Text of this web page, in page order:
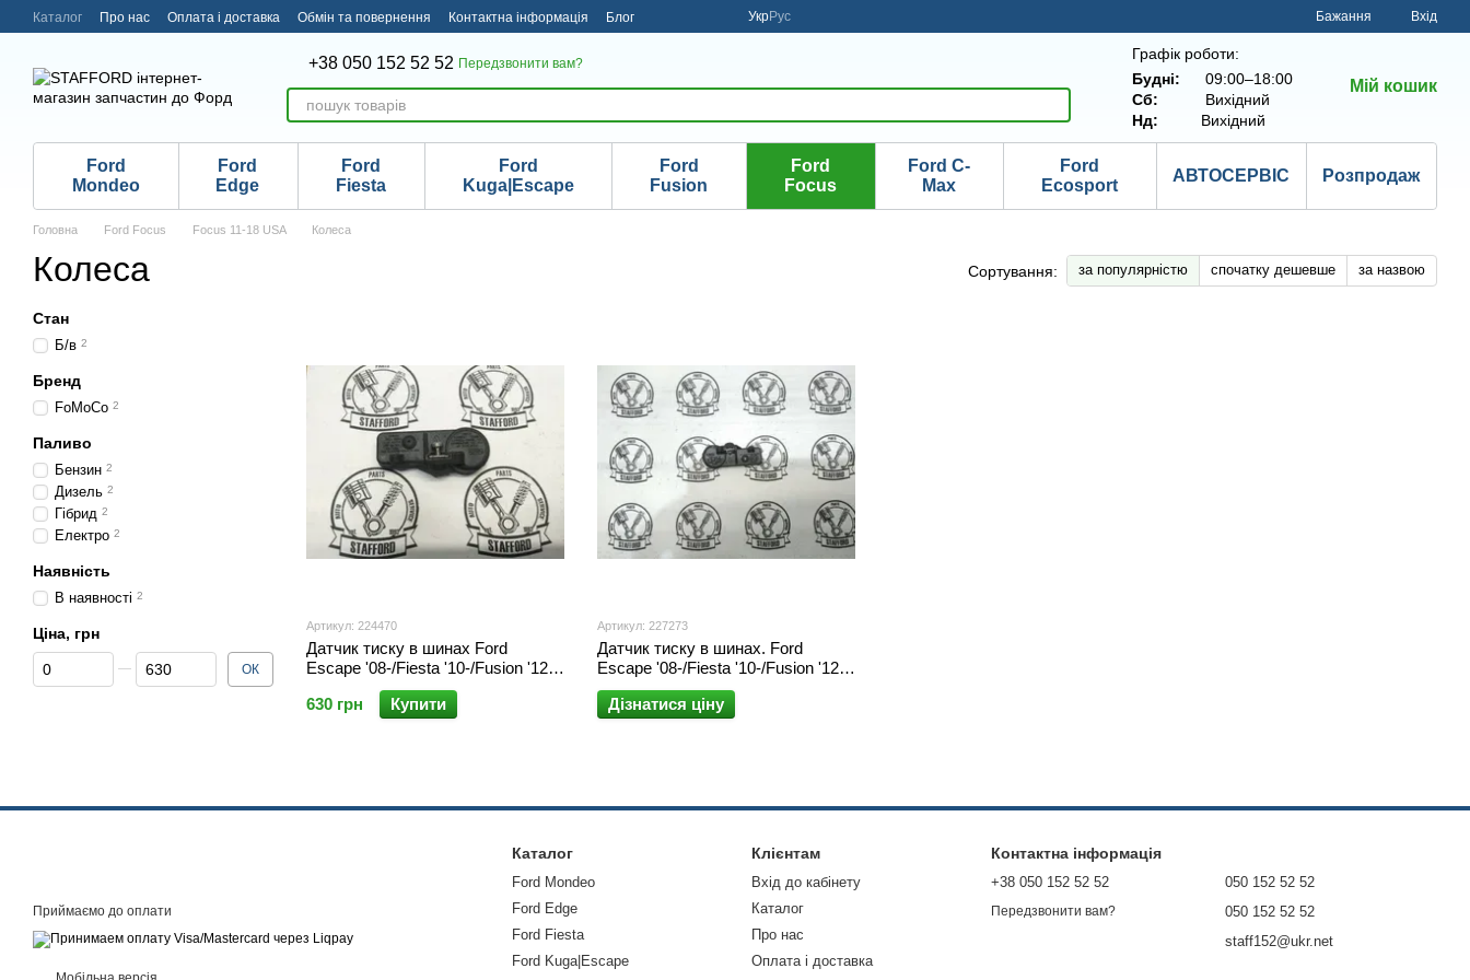
Перейти до основного контенту
Каталог Про нас Оплата і доставка Обмін та повернення Контактна інформація Блог УкрРус Бажання Вхід
+38 050 152 52 52 Передзвонити вам?
Графік роботи:
Будні:
09:00–18:00
Сб:
Вихідний
Нд:
Вихідний
Мій кошик
Ford
Mondeo
Ford
Edge
Ford
Fiesta
Ford
Kuga|Escape
Ford
Fusion
Ford
Focus
Ford C-
Max
Ford
Ecosport
АВТОСЕРВІС Розпродаж
Головна Ford Focus Focus 11-18 USA Колеса
Колеса Сортування: за популярністю спочатку дешевше за назвою
Артикул: 224470
Датчик тиску в шинах Ford
Escape '08-/Fiesta '10-/Fusion '12-
'16/Focus '11-/C-Max '12-
630 грн
Купити
Артикул: 227273
Датчик тиску в шинах. Ford
Escape '08-/Fiesta '10-/Fusion '12-
'16/Focus '11-/C-Max '12-
Дізнатися ціну
Стан
Б/в 2
Бренд
FoMoCo 2
Паливо
Бензин 2
Дизель 2
Гібрид 2
Електро 2
Наявність
В наявності 2
Ціна, грн
Від Ціна, грн
До Ціна, грн ОК
Приймаємо до оплати
Каталог
Ford Mondeo
Ford Edge
Ford Fiesta
Ford Kuga|Escape
Клієнтам
Вхід до кабінету
Каталог
Про нас
Оплата і доставка
Контактна інформація
+38 050 152 52 52
Передзвонити вам?
050 152 52 52
050 152 52 52
staff152@ukr.net